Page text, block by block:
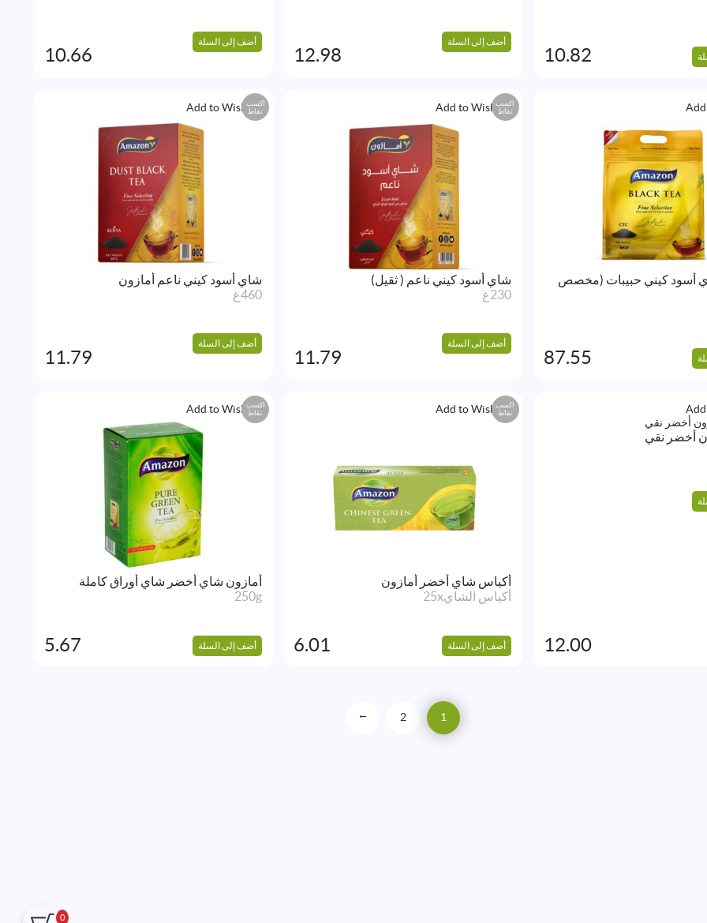
0
10.82
أضف إلى السلة
12.98
أضف إلى السلة
10.66
أسود كيني حبيبات (مخصص
87.55
Add to Wishlist
اكسب
نقاط
شاي أسود كيني ناعم ( ثقيل)
230غ
أضف إلى السلة
11.79
Add to Wishlist
اكسب
نقاط
شاي أسود كيني ناعم أمازون
460غ
أضف إلى السلة
11.79
أخضر نقي
12.00
Add to Wishlist
اكسب
نقاط
أكياس شاي أخضر أمازون
أكياس الشاي25x
أضف إلى السلة 6.01
Add to Wishlist
اكسب
نقاط
أمازون شاي أخضر شاي أوراق كاملة
250g
أضف إلى السلة 5.67
1
2
→